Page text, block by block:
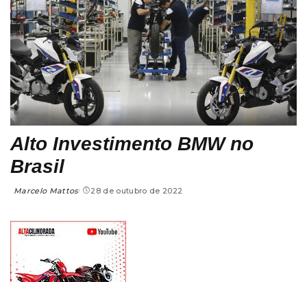
Alto Investimento BMW no
Brasil
Marcelo Mattos 28 de outubro de 2022